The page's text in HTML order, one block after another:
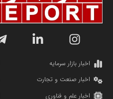
دانشگاه سئوی ایران
سازمان صنعت،معدن و تجارت
مریم حاج نوروز نظری
اخبار بازار سرمایه
اخبار صنعت و تجارت
اخبار علم و فناوری